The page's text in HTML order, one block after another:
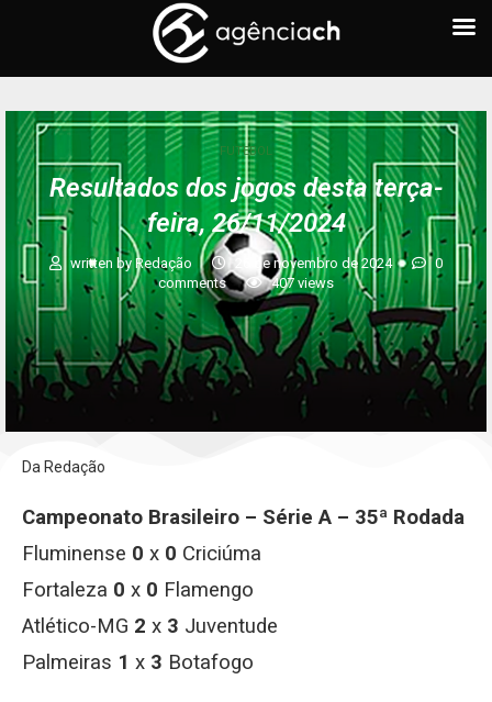
FUTEBOL
Resultados dos jogos desta terça-
feira, 26/11/2024
written by Redação 26 de novembro de 2024
0
comments
407 views
Da Redação
Campeonato Brasileiro – Série A – 35ª Rodada
Fluminense 0 x 0 Criciúma
Fortaleza 0 x 0 Flamengo
Atlético-MG 2 x 3 Juventude
Palmeiras 1 x 3 Botafogo